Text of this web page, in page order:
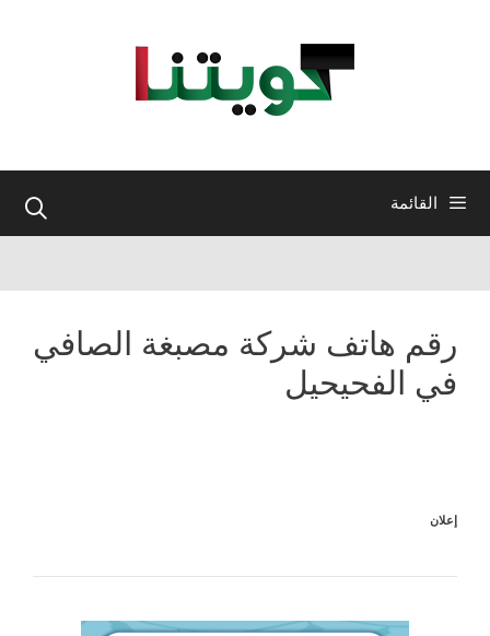
القائمة
رقم هاتف شركة مصبغة الصافي
في الفحيحيل
إعلان